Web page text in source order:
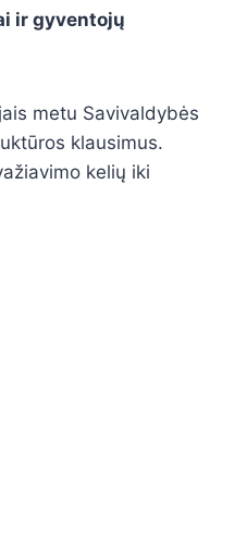
ir gyventojų
metu Savivaldybės
klausimus.
kelių iki